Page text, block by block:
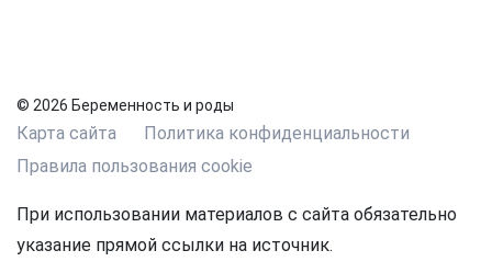
© 2026 Беременность и роды
Карта сайта
Политика конфиденциальности
Правила пользования cookie
При использовании материалов с сайта обязательно
указание прямой ссылки на источник.